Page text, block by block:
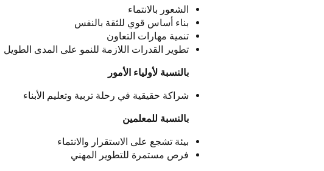
الشعور بالانتماء
بناء أساس قوي للثقة بالنفس
تنمية مهارات التعاون
تطوير القدرات اللازمة للنمو على المدى الطويل
بالنسبة لأولياء الأمور
شراكة حقيقية في رحلة تربية وتعليم الأبناء
بالنسبة للمعلمين
بيئة تشجع على الاستقرار والانتماء
فرص مستمرة للتطوير المهني